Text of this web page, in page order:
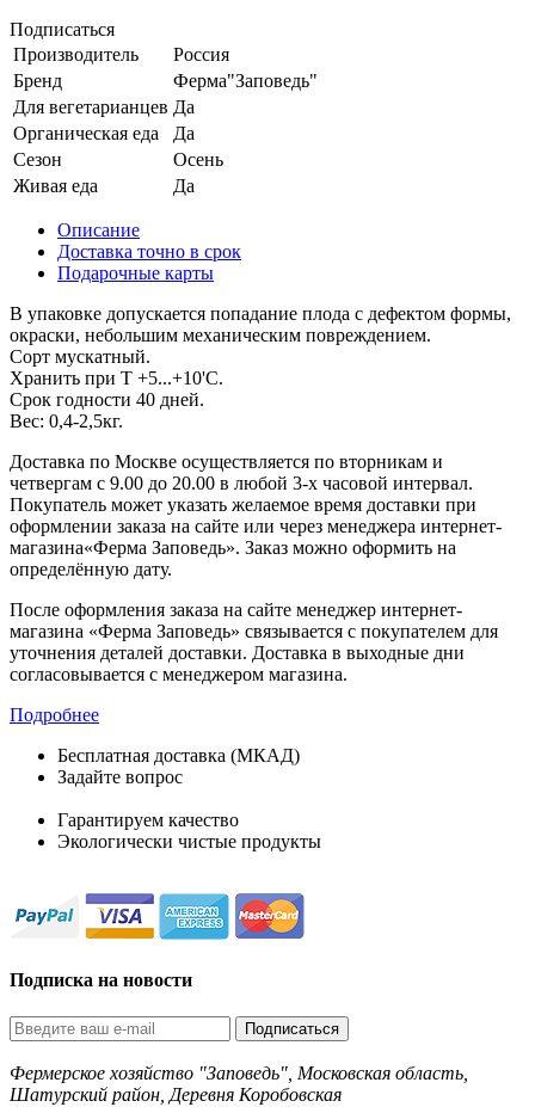
Подписаться
Производитель
Россия
Бренд
Ферма"Заповедь"
Для вегетарианцев Да
Органическая еда
Да
Сезон
Осень
Живая еда
Да
Описание
Доставка точно в срок
Подарочные карты
В упаковке допускается попадание плода с дефектом формы,
окраски, небольшим механическим повреждением.
Сорт мускатный.
Хранить при Т +5...+10'C.
Срок годности 40 дней.
Вес: 0,4-2,5кг.
Доставка по Москве осуществляется по вторникам и
четвергам с 9.00 до 20.00 в любой 3-х часовой интервал.
Покупатель может указать желаемое время доставки при
оформлении заказа на сайте или через менеджера интернет-
магазина«Ферма Заповедь». Заказ можно оформить на
определённую дату.
После оформления заказа на сайте менеджер интернет-
магазина «Ферма Заповедь» связывается с покупателем для
уточнения деталей доставки. Доставка в выходные дни
согласовывается с менеджером магазина.
Подробнее
Бесплатная доставка (МКАД)
Задайте вопрос
Гарантируем качество
Экологически чистые продукты
Подписка на новости
Подписаться
Фермерское хозяйство "Заповедь", Московская область,
Шатурский район, Деревня Коробовская